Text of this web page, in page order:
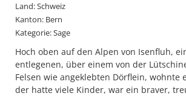
Land: Schweiz
Kanton: Bern
Kategorie: Sage
Hoch oben auf den Alpen von Isenfluh,
entlegenen, über einem von der
Felsen wie angeklebten Dörflein, wohnte
der hatte viele Kinder, war ein braver,